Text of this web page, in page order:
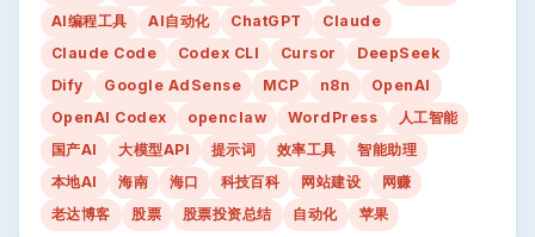
AI编程工具
AI自动化 ChatGPT
Claude
Claude Code
Codex CLI Cursor
DeepSeek
Dify
Google AdSense MCP n8n
OpenAI
OpenAI Codex
openclaw WordPress
人工智能
国产AI
大模型API 提示词 效率工具
智能助理
本地AI
海南 海口 科技百科 网站建设
网赚
老达博客
股票 股票投资总结 自动化 苹果